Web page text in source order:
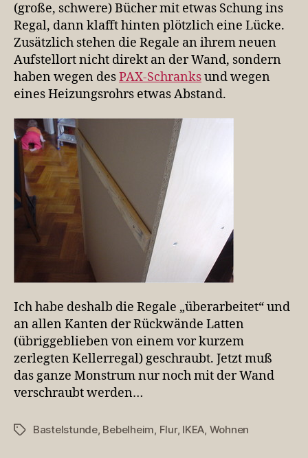
(große, schwere) Bücher mit etwas Schung ins
Regal, dann klafft hinten plötzlich eine Lücke.
Zusätzlich stehen die Regale an ihrem neuen
Aufstellort nicht direkt an der Wand, sondern
haben wegen desPAX-Schranksund wegen
eines Heizungsrohrs etwas Abstand.
Ich habe deshalb die Regale „überarbeitet“ und
an allen Kanten der Rückwände Latten
(übriggeblieben von einem vor kurzem
zerlegten Kellerregal) geschraubt. Jetzt muß
das ganze Monstrum nur noch mit der Wand
verschraubt werden…
Schlagwörter
Bastelstunde, Bebelheim Flur, IKEA Wohnen